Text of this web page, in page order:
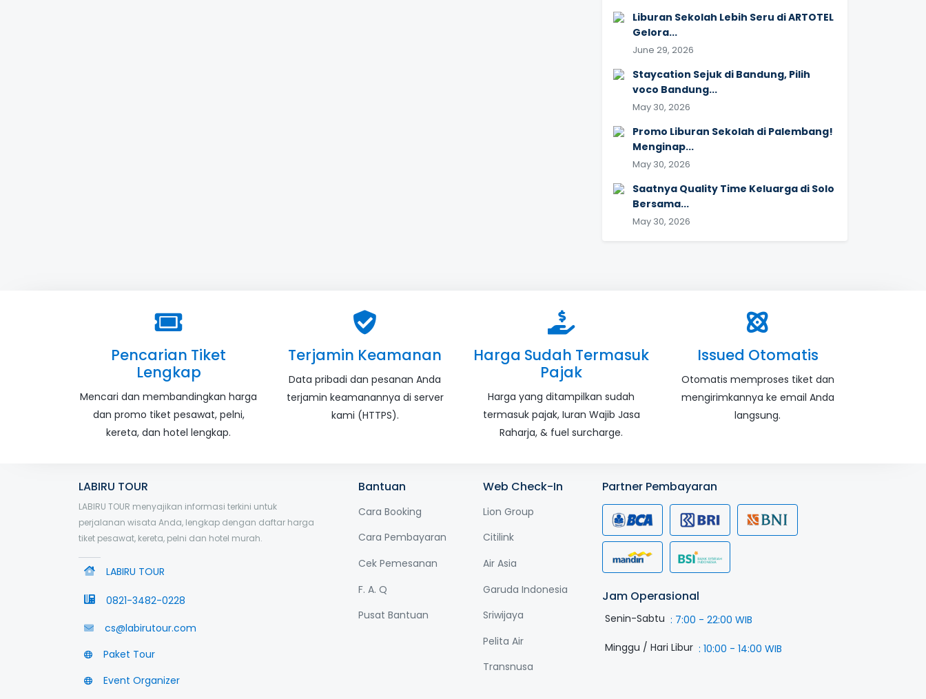
Liburan Sekolah Lebih Seru di ARTOTEL
Gelora...
June 29, 2026
Staycation Sejuk di Bandung, Pilih
voco Bandung...
May 30, 2026
Promo Liburan Sekolah di Palembang!
Menginap...
May 30, 2026
Saatnya Quality Time Keluarga di Solo
Bersama...
May 30, 2026
Pencarian Tiket
Lengkap
Mencari dan membandingkan harga
dan promo tiket pesawat, pelni,
kereta, dan hotel lengkap.
Terjamin Keamanan
Data pribadi dan pesanan Anda
terjamin keamanannya di server
kami (HTTPS).
Harga Sudah Termasuk
Pajak
Harga yang ditampilkan sudah
termasuk pajak, Iuran Wajib Jasa
Raharja, & fuel surcharge.
Issued Otomatis
Otomatis memproses tiket dan
mengirimkannya ke email Anda
langsung.
LABIRU TOUR
LABIRU TOUR menyajikan informasi terkini untuk
perjalanan wisata Anda, lengkap dengan daftar harga
tiket pesawat, kereta, pelni dan hotel murah.
LABIRU TOUR
0821-3482-0228
cs@labirutour.com
Paket Tour
Event Organizer
Bantuan
Cara Booking
Cara Pembayaran
Cek Pemesanan
F. A. Q
Pusat Bantuan
Web Check-In
Lion Group
Citilink
Air Asia
Garuda Indonesia
Sriwijaya
Pelita Air
Transnusa
Partner Pembayaran
Jam Operasional
Senin-Sabtu : 7:00 - 22:00 WIB
Minggu / Hari Libur : 10:00 - 14:00 WIB